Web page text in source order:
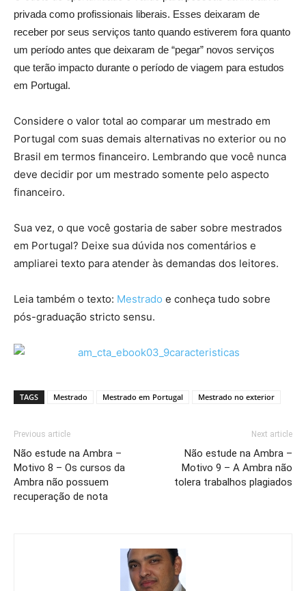
privada como profissionais liberais. Esses deixaram de
receber por seus serviços tanto quando estiverem fora quanto
um período antes que deixaram de “pegar” novos serviços
que terão impacto durante o período de viagem para estudos
em Portugal.
Considere o valor total ao comparar um mestrado em
Portugal com suas demais alternativas no exterior ou no
Brasil em termos financeiro. Lembrando que você nunca
deve decidir por um mestrado somente pelo aspecto
financeiro.
Sua vez, o que você gostaria de saber sobre mestrados
em Portugal? Deixe sua dúvida nos comentários e
ampliarei texto para atender às demandas dos leitores.
Leia também o texto: Mestrado e conheça tudo sobre
pós-graduação stricto sensu.
TAGS Mestrado Mestrado em Portugal Mestrado no exterior
Previous article
Não estude na Ambra –
Motivo 8 – Os cursos da
Ambra não possuem
recuperação de nota
Next article
Não estude na Ambra –
Motivo 9 – A Ambra não
tolera trabalhos plagiados